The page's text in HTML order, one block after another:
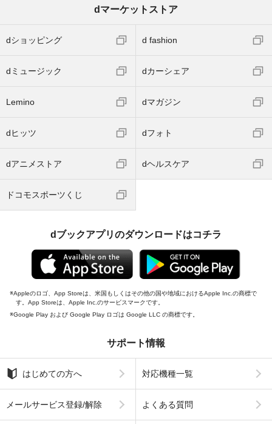
dマーケットストア
dショッピング d fashion
dミュージック dカーシェア
Lemino dマガジン
dヒッツ dフォト
dアニメストア dヘルスケア
ドコモスポーツくじ
dブックアプリのダウンロードはコチラ
Appleのロゴ、App Storeは、米国もしくはその他の国や地域におけるApple Inc.の商標で
す。App Storeは、Apple Inc.のサービスマークです。
Google Play および Google Play ロゴは Google LLC の商標です。
サポート情報
はじめての方へ 対応機種一覧
メールサービス登録/解除 よくある質問